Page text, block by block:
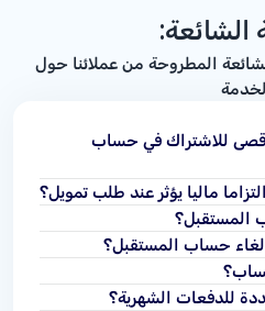
الشائعة:
المطروحة من عملائنا حول
للاشتراك في حساب
ماليا يؤثر عند طلب تمويل؟
حساب المستقبل؟
للدفعات الشهرية؟